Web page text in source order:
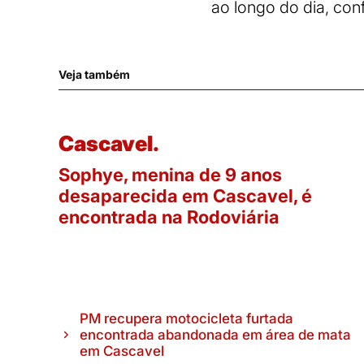
ao longo do dia,
Veja também
Cascavel.
Sophye, menina de 9 anos
desaparecida em Cascavel, é
encontrada na Rodoviária
PM recupera motocicleta furtada
encontrada abandonada em área de mata
em Cascavel